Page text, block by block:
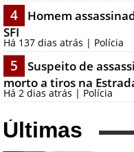
4
Homem
SFI
Há 137 dias atrás | Polícia
5
Suspeito de
morto a tiros na
Há 2 dias atrás | Polícia
Últimas